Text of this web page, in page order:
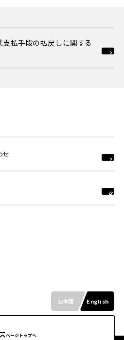
支払手段の払戻しに関する
せ
日本語 English
ページトップへ